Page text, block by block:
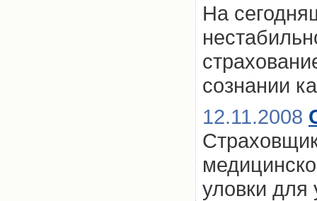
На
сознании
12.11.2008
уловки